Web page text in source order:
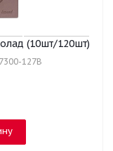
(10шт/120шт)
127B